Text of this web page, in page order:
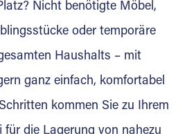
Partner:
Nicht benötigte Möbel,
oder temporäre
Haushalts – mit
ganz einfach, komfortabel
kommen Sie zu Ihrem
für die Lagerung von nahezu